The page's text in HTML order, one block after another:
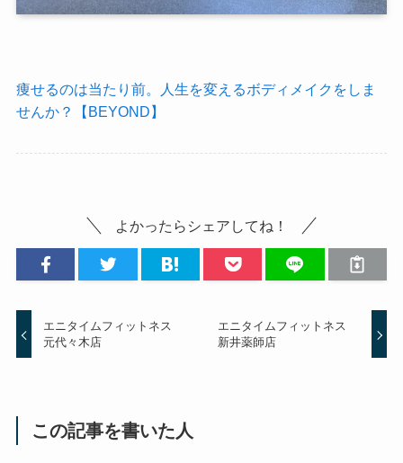
痩せるのは当たり前。人生を変えるボディメイクをしま
せんか？【BEYOND】
よかったらシェアしてね！
エニタイムフィットネス
元代々木店
エニタイムフィットネス
新井薬師店
この記事を書いた人